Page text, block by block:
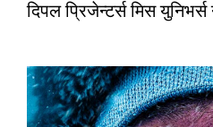
दिपल प्रिजेन्टर्स मिस